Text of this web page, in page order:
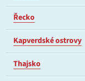
Řecko
Kapverdské ostrovy
Thajsko